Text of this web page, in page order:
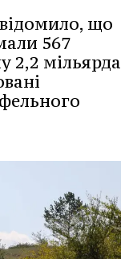
що
567
2,2 мільярда